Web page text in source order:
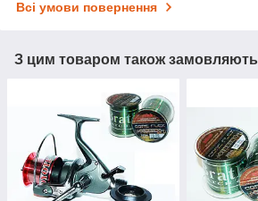
Всі умови повернення
З цим товаром також замовляють